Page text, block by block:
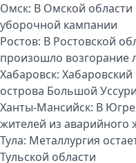
Омск: В Омской области
уборочной кампании
Ростов: В Ростовской
произошло возгорание
Хабаровск:
острова Большой
Ханты-Мансийск: В Югре
жителей из аварийного
Тула: Металлургия
Тульской области